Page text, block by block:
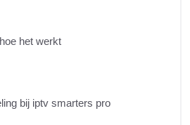
het werkt
bij iptv smarters pro